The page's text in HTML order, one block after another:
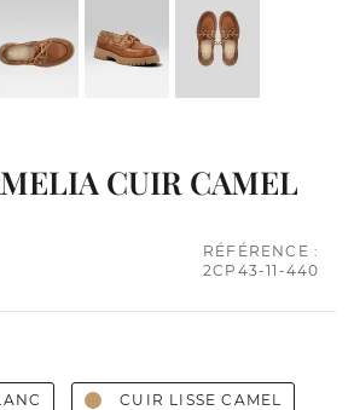
CUIR CAMEL
RÉFÉRENCE :
2CP43-11-440
CUIR LISSE CAMEL